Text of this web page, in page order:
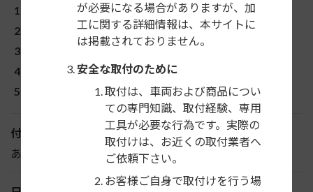
ブラケット一式
コネクター（24P）
アンテナ変換コード
バックカメラ変換コード
付属ステリモ配線
あり
が必要になる場合がありますが、加
工に関する詳細情報は、本サイトに
は掲載されておりません。
安全な取付のために
取付は、車両および商品につい
ての専門知識、取付経験、専用
工具が必要な行為です。実際の
取付けは、お近くの取付業者へ
ご依頼下さい。
お客様ご自身で取付けを行う場